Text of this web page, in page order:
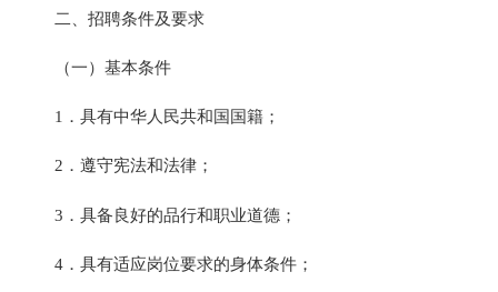
二、招聘条件及要求
（一）基本条件
1．具有中华人民共和国国籍；
2．遵守宪法和法律；
3．具备良好的品行和职业道德；
4．具有适应岗位要求的身体条件；